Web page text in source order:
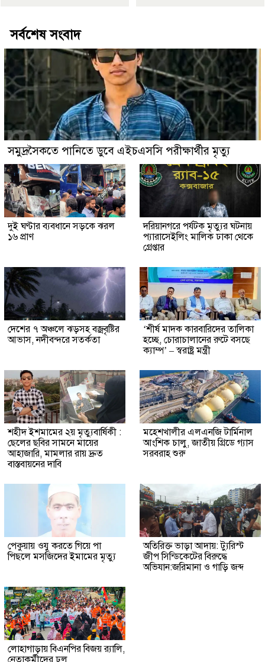
সর্বশেষ সংবাদ
সমুদ্রসৈকতে পানিতে ডুবে এইচএসসি পরীক্ষার্থীর মৃত্যু
দুই ঘণ্টার ব্যবধানে সড়কে ঝরল
১৬ প্রাণ
দরিয়ানগরে পর্যটক মৃত্যুর ঘটনায়
প্যারাসেইলিং মালিক ঢাকা থেকে
গ্রেপ্তার
দেশের ৭ অঞ্চলে ঝড়সহ বজ্রবৃষ্টির
আভাস, নদীবন্দরে সতর্কতা
‘শীর্ষ মাদক কারবারিদের তালিকা
হচ্ছে, চোরাচালানের রুটে বসছে
ক্যাম্প’ – স্বরাষ্ট্র মন্ত্রী
শহীদ ইশমামের ২য় মৃত্যুবার্ষিকী :
ছেলের ছবির সামনে মায়ের
আহাজারি, মামলার রায় দ্রুত
বাস্তবায়নের দাবি
মহেশখালীর এলএনজি টার্মিনাল
আংশিক চালু, জাতীয় গ্রিডে গ্যাস
সরবরাহ শুরু
পেকুয়ায় ওযু করতে গিয়ে পা
পিছলে মসজিদের ইমামের মৃত্যু
অতিরিক্ত ভাড়া আদায়: ট্যুরিস্ট
জীপ সিন্ডিকেটের বিরুদ্ধে
অভিযান:জরিমানা ও গাড়ি জব্দ
লোহাগাড়ায় বিএনপির বিজয় র‍্যালি,